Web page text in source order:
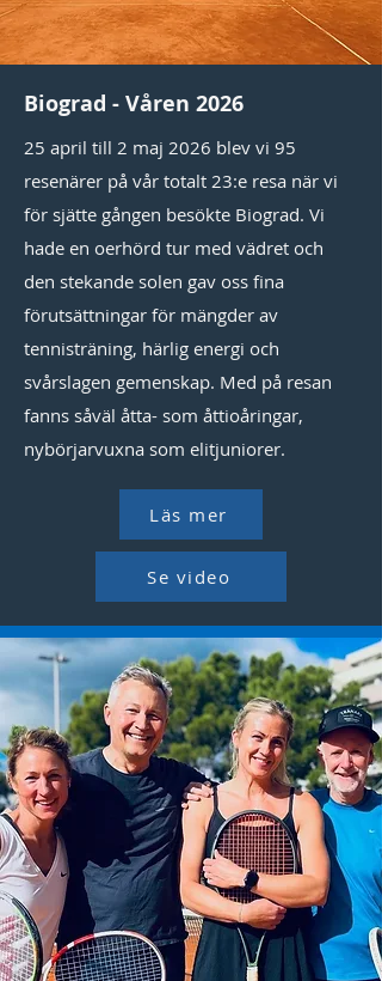
Biograd - Våren 2026
25 april till 2 maj 2026 blev vi 95
resenärer på vår totalt 23:e resa när vi
för sjätte gången besökte Biograd. Vi
hade en oerhörd tur med vädret och
den stekande solen gav oss fina
förutsättningar för mängder av
tennisträning, härlig energi och
svårslagen gemenskap. Med på resan
fanns såväl åtta- som åttioåringar,
nybörjarvuxna som elitjuniorer.
Läs mer
Se video